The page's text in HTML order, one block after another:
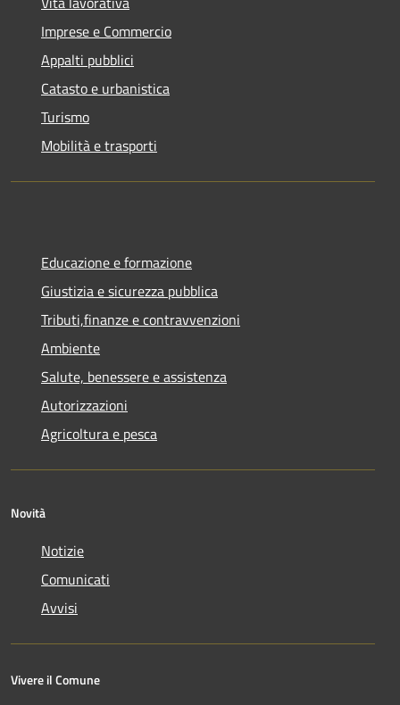
Imprese e Commercio
Appalti pubblici
Catasto e urbanistica
Turismo
Mobilità e trasporti
Educazione e formazione
Giustizia e sicurezza pubblica
Tributi,finanze e contravvenzioni
Ambiente
Salute, benessere e assistenza
Autorizzazioni
Agricoltura e pesca
Novità
Notizie
Comunicati
Avvisi
Vivere il Comune